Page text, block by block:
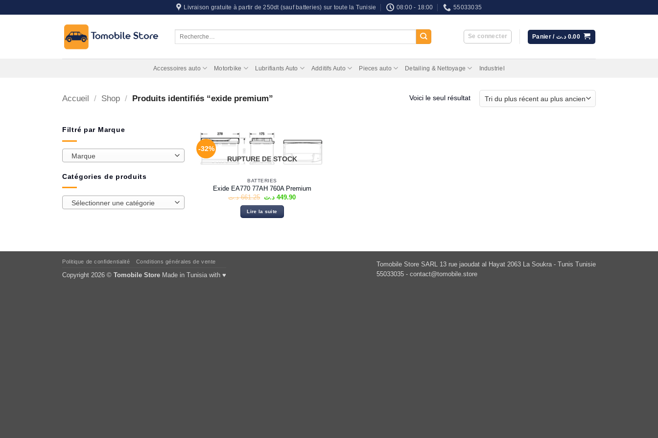
au
Livraison gratuite à partir de 250dt (sauf batteries) sur toute la Tunisie 08:00 - 18:00 55033035
Se connecter Panier / 0.00 د.ت
Accessoires auto Motorbike Lubrifiants Auto Additifs Auto Pieces auto Detailing & Nettoyage Industriel
Accueil / Shop / Produits identifiés “exide premium” Voici le seul résultat
Filtré par Marque
Marque
Catégories de produits
Sélectionner une catégorie
-32%
RUPTURE DE STOCK
BATTERIES
Exide EA770 77AH 760A Premium
661.25 د.ت
Le
prix
initial
était :
449.90 د.ت
Le
Lire la suite
Tomobile Store SARL 13 rue jaoudat al Hayat 2063 La Soukra - Tunis Tunisie
55033035 - contact@tomobile.store
Politique de confidentialité Conditions générales de vente
Copyright 2026 © Tomobile Store Made in Tunisia with ♥